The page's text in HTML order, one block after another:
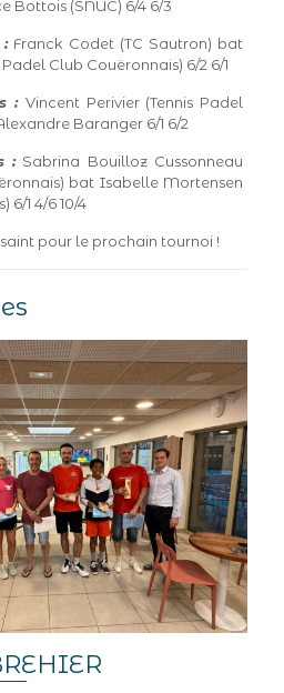
Bottois (SNUC) 6/4 6/3
: Franck Codet (TC Sautron) bat
Club Couëronnais) 6/2 6/1
: Vincent Perivier (Tennis Padel
Baranger 6/1 6/2
:Sabrina Bouilloz Cussonneau
bat Isabelle Mortensen
6/1 4/6 10/4
pour le prochain tournoi !